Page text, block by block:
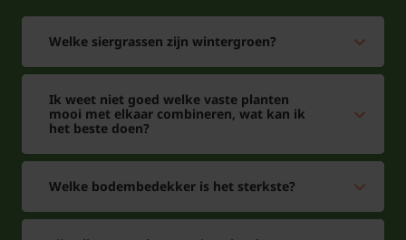
Zorg voor een goed doorlaatbare, humusrijke
bodem. De Carex foliosissima 'Irish Green' is redelijk
Is Zegge winterhard?
Antwoord: Ja, de Zegge is volledig winterhard en
Welke siergrassen zijn wintergroen?
Ik weet niet goed welke vaste planten
mooi met elkaar combineren, wat kan ik
het beste doen?
Welke bodembedekker is het sterkste?